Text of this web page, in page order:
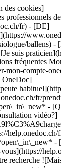
des cookies]
professionnels
fr) - [DE]
ballens) -
suis
fréquentes
mon-compte-
OneDoc]
fr/
-
vidéo?]
www.onedoc.ch/fr/kinesiologue/aubonne/pcxxp/gaelle-silva-fernandez) ### [Mme Gaëlle Silva Fernandez](https://www.onedoc.ch/fr/kinesiologue/aubonne/pcxxp/gaelle-silva-fernandez) ![Badge indiquant un profil vérifié](https://www.onedoc.ch/assets/images/icons/checkmark.svg) [Kinésiologue](https://www.onedoc.ch/fr/kinesiologue/aubonne) Gaëlle Heidi Kinésiologie Rue de l'Ouriette 141 1170 Aubonne ![Mme Gaëlle Silva Fernandez est affiliée au réseau ASCA](https://assets.onedoc.ch/images/networks/logos/496d325fd4282f2f0a46197dd629fd16fcd2d324839e441a2a65aaa74df08a15-small.png) ![Icône patient avec un signe plus annonçant que le professionnel accepte de nouveaux patients](https://www.onedoc.ch/assets/images/icons/new-patients.svg)Accepte les nouveaux patients [Réserver un RDV](https://www.onedoc.ch/fr/kinesiologue/aubonne/pcxxp/gaelle-silva-fernandez) [![Mme Natacha Pesenti, kinésiologue à Morges](https://assets.onedoc.ch/images/